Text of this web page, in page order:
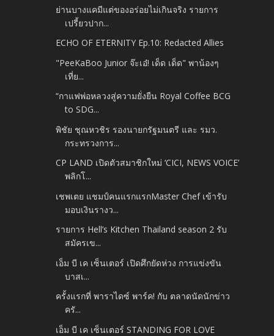
ย่านบางแคมีแต่ของอร่อยไม่เกินจริง รายการ
เปรี้ยวปาก...
ECHO OF ETERNITY Ep.10: Redacted Allies
"PeeKaBoo Junior จ๊ะเอ๋! เด็ด เด็ด" พาน้องๆ
เที่ย...
“กาแฟพ่อหลวงสู่ความยั่งยืน Royal Coffee BCG
to SDG...
พิชัย ชุณหวชิร รองนายกรัฐมนตรี และ รมว.
กระทรวงการ...
CP LAND เปิดตัวสมาชิกใหม่ ‘CICI, NEWS VOICE’
พลิกโ...
เชพเตย แชมป์คนแรกแรกMaster Chef เข้ารับ
มอบเงินรางว...
รายการ Hell’s Kitchen Thailand season 2 รับ
สมัครเข...
เอ็ม บี เค เซ็นเตอร์ เปิดศึกยัดห่วง การแข่งขัน
บาสเ...
ครั้งแรกที่ พาราไดซ์ พาร์ค! กับ ตลาดนัดนักข่าว
ครั...
เอ็ม บี เค เซ็นเตอร์ STANDING FOR LOVE